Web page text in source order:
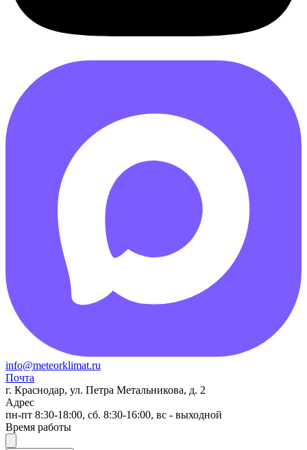
info@meteorklimat.ru
Почта
г. Краснодар, ул. Петра Метальникова, д. 2
Адрес
пн-пт 8:30-18:00, сб. 8:30-16:00, вс - выходной
Время работы